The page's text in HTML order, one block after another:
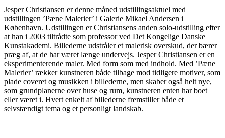
Jesper Christiansen er denne måned udstillingsaktuel med
udstillingen ’Pæne Malerier’ i Galerie Mikael Andersen i
København. Udstillingen er Christiansens anden solo-udstilling efter
at han i 2003 tiltrådte som professor ved Det Kongelige Danske
Kunstakademi. Billederne udstråler et malerisk overskud, der bærer
præg af, at de har været længe undervejs. Jesper Christiansen er en
eksperimenterende maler. Med form som med indhold. Med ’Pæne
Malerier’ rækker kunstneren både tilbage mod tidligere motiver, som
plade coveret og musikken i billederne, men skaber også helt nye,
som grundplanerne over huse og rum, kunstneren enten har boet
eller været i. Hvert enkelt af billederne fremstiller både et
selvstændigt tema og et personligt landskab.